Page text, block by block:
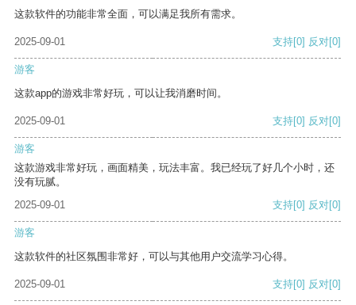
这款软件的功能非常全面，可以满足我所有需求。
2025-09-01 支持[0] 反对[0]
游客
这款app的游戏非常好玩，可以让我消磨时间。
2025-09-01 支持[0] 反对[0]
游客
这款游戏非常好玩，画面精美，玩法丰富。我已经玩了好几个小时，还
没有玩腻。
2025-09-01
支持[0] 反对[0]
游客
这款软件的社区氛围非常好，可以与其他用户交流学习心得。
2025-09-01 支持[0] 反对[0]